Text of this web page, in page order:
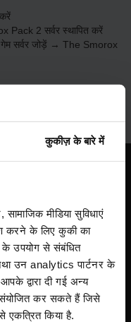
कुकीज़ के बारे में
मीडिया सुविधाएं
करने के लिए कुकी का
के उपयोग से संबंधित
तथा उन analytics पार्टनर के
द्वारा दी गई अन्य
कर सकते हैं जिसे
एकत्रित किया है.
Pack 2 सर्वर स्थापित करें
सर्वर जोड़ें → The Smorox
linnaosa,